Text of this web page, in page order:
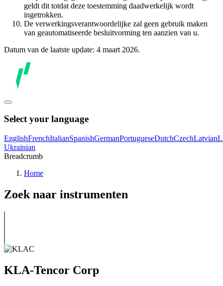
geldt dit totdat deze toestemming daadwerkelijk wordt
ingetrokken.
De verwerkingsverantwoordelijke zal geen gebruik maken
van geautomatiseerde besluitvorming ten aanzien van u.
Datum van de laatste update: 4 maart 2026.
Select your language
EnglishFrenchItalianSpanishGermanPortugueseDutchCzechLatvian
Ukrainian
Breadcrumb
Home
Zoek naar instrumenten
KLA-Tencor Corp